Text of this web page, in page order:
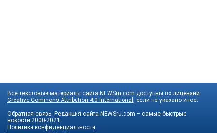
Все текстовые материалы сайта NEWSru.com доступны по лицензии:
Creative Commons Attribution 4.0 International
, если не указано иное.
Обратная связь: Редакция сайта NEWSru.com – самые быстрые
новости 2000-2021
Политика конфиденциальности